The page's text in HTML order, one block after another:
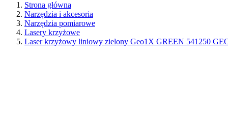
Strona główna
Narzędzia i akcesoria
Narzędzia pomiarowe
Lasery krzyżowe
Laser krzyżowy liniowy zielony Geo1X GREEN 541250